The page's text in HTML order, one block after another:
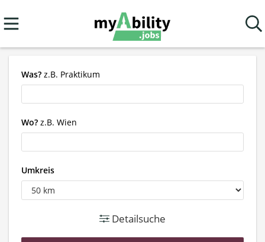
Was? z.B. Praktikum
Wo? z.B. Wien
Umkreis
Detailsuche